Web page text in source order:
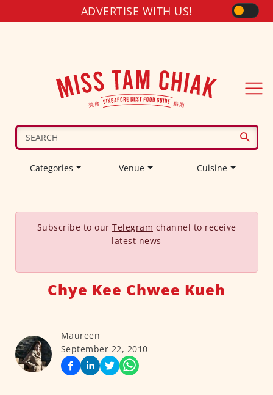
ADVERTISE WITH US!
Categories Venue Cuisine
Subscribe to our Telegram channel to receive
latest news
Chye Kee Chwee Kueh
Maureen
September 22, 2010